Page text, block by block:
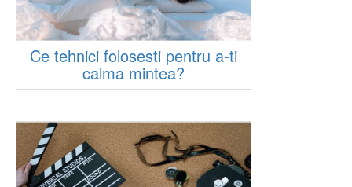
Ce tehnici folosesti pentru a-ti
calma mintea?